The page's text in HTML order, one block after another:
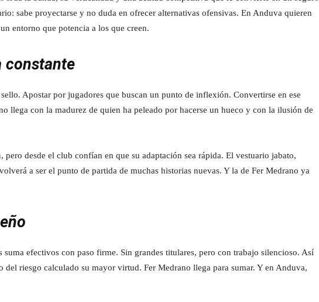
sabe proyectarse y no duda en ofrecer alternativas ofensivas. En Anduva quieren
entorno que potencia a los que creen.
constante
Apostar por jugadores que buscan un punto de inflexión. Convertirse en ese
llega con la madurez de quien ha peleado por hacerse un hueco y con la ilusión de
pero desde el club confían en que su adaptación sea rápida. El vestuario jabato,
a ser el punto de partida de muchas historias nuevas. Y la de Fer Medrano ya
efectivos con paso firme. Sin grandes titulares, pero con trabajo silencioso. Así
riesgo calculado su mayor virtud. Fer Medrano llega para sumar. Y en Anduva,